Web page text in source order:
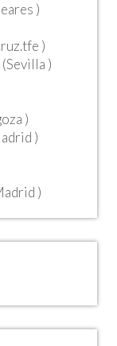
)
)
)
)
)
)